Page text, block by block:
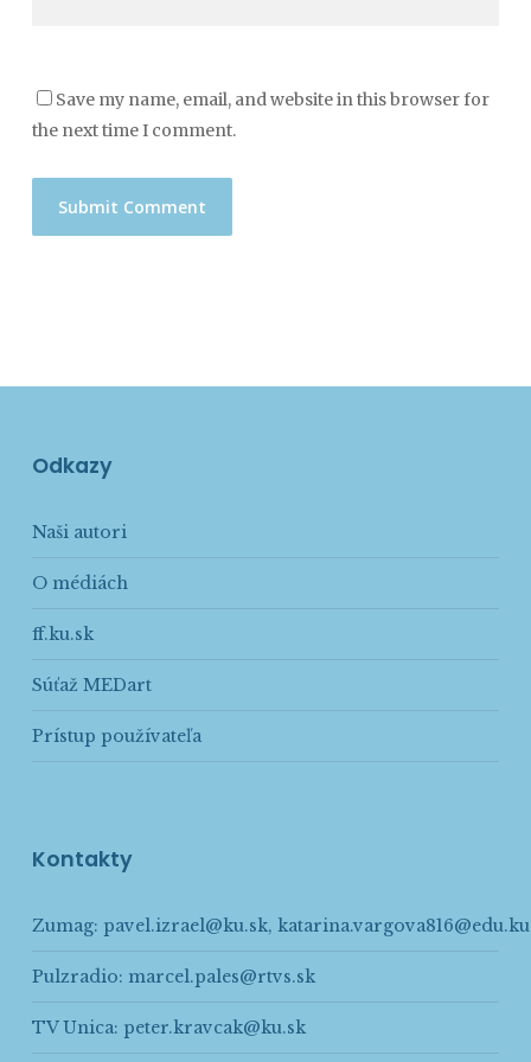
Save my name, email, and website in this browser for
the next time I comment.
Odkazy
Naši autori
O médiách
ff.ku.sk
Súťaž MEDart
Prístup používateľa
Kontakty
Zumag: pavel.izrael@ku.sk,
Pulzradio: marcel.pales@rtvs.sk
TV Unica: peter.kravcak@ku.sk